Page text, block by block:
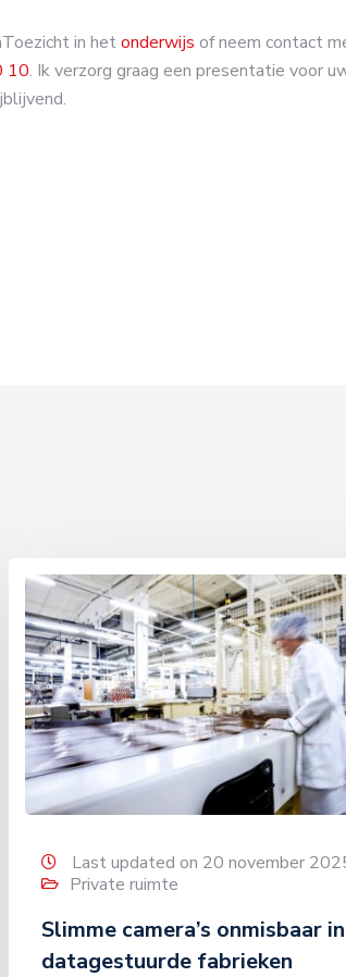
in hetonderwijs of neem contact
10. Ik verzorg graag een presentatie voor
Last updated on 20 november
Private ruimte
Slimme camera’s onmisbaar in
datagestuurde fabrieken